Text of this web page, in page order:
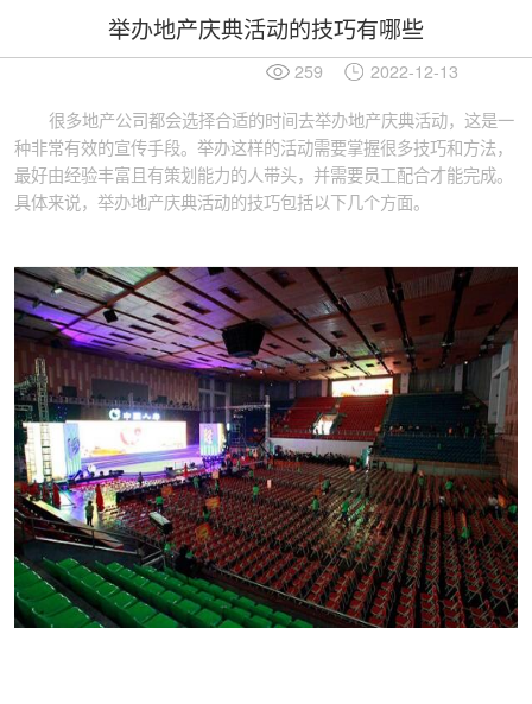
举办地产庆典活动的技巧有哪些
259 2022-12-13
很多地产公司都会选择合适的时间去举办地产庆典活动，这是一
种非常有效的宣传手段。举办这样的活动需要掌握很多技巧和方法，
最好由经验丰富且有策划能力的人带头，并需要员工配合才能完成。
具体来说，举办地产庆典活动的技巧包括以下几个方面。